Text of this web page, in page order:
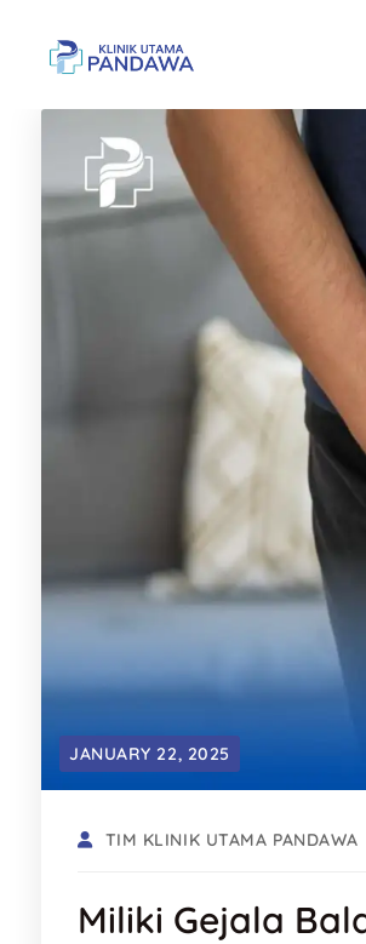
JANUARY 22, 2025
TIM KLINIK UTAMA PANDAWA
Miliki Gejala